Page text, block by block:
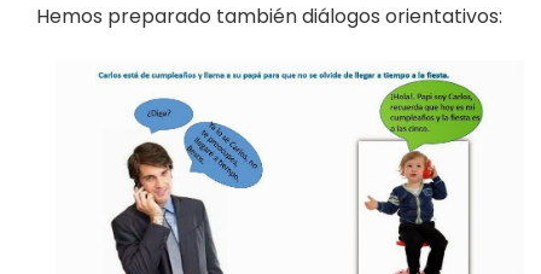
Hemos preparado también diálogos orientativos: